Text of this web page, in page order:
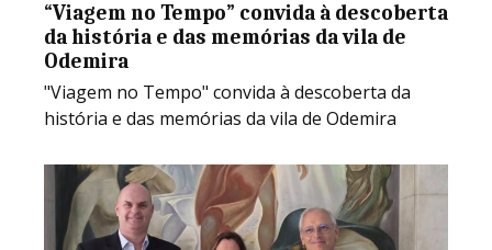
“Viagem no Tempo” convida à descoberta
da história e das memórias da vila de
Odemira
"Viagem no Tempo" convida à descoberta da
história e das memórias da vila de Odemira